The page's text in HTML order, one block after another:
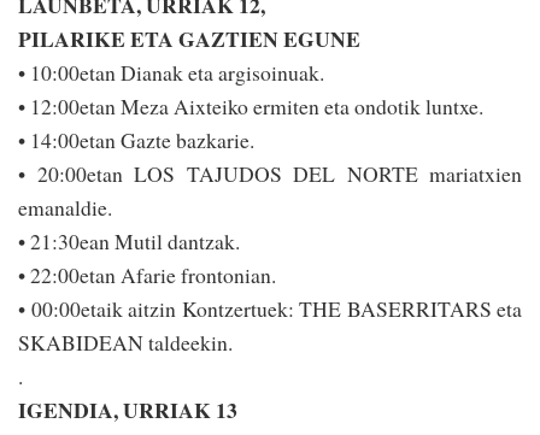
PILARIKE ETA GAZTIEN EGUNE
• 10:00etan Dianak eta argisoinuak.
• 12:00etan Meza Aixteiko ermiten eta ondotik luntxe.
• 14:00etan Gazte bazkarie.
• 20:00etan LOS TAJUDOS DEL NORTE mariatxien
emanaldie.
• 21:30ean Mutil dan­tzak.
• 22:00etan Afarie frontonian.
• 00:00etaik aitzin Kon­tzertuek: THE BASE­RRITARS eta
SKABIDEAN taldeekin.
.
IGENDIA, URRIAK 13